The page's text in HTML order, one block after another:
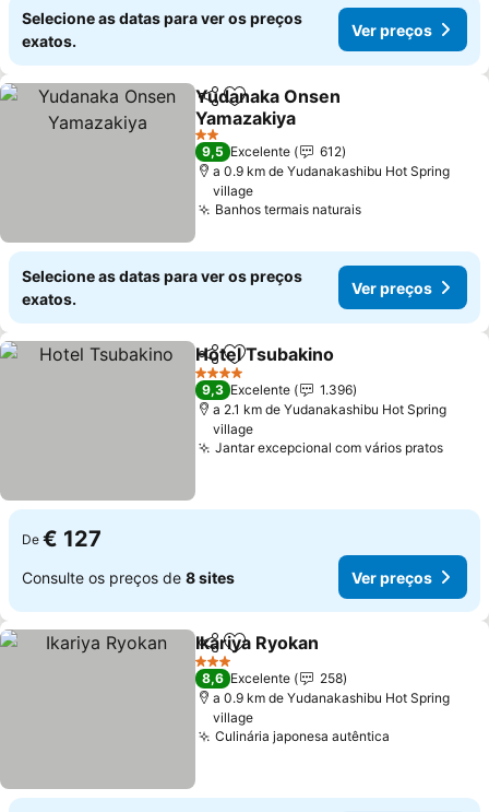
Selecione as datas para ver os preços
exatos.
Ver preços
PartilharAdicionar aos favoritos
Yudanaka Onsen
Yamazakiya
Ver preços
2 Estrelas
9,5 Excelente
612
a 0.9 km de Yudanakashibu Hot Spring
village
Banhos termais naturaisVer preços
Selecione as datas para ver os preços
exatos.
Ver preços
PartilharAdicionar aos favoritos
Hotel Tsubakino
4 Estrelas
9,3 Excelente
1.396
a 2.1 km de Yudanakashibu Hot Spring
village
Jantar excepcional com vários pratosVer
De € 127
Consulte os preços de 8 sites Ver preços
PartilharAdicionar aos favoritos
Ikariya Ryokan
3 Estrelas
8,6 Excelente
258
a 0.9 km de Yudanakashibu Hot Spring
village
Culinária japonesa autêntica